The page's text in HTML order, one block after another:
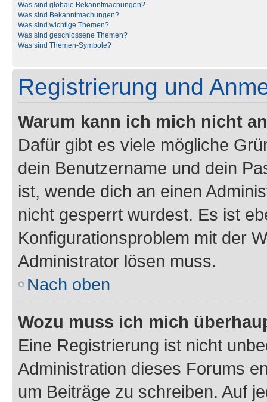
Was sind globale Bekanntmachungen?
Was sind Bekanntmachungen?
Was sind wichtige Themen?
Was sind geschlossene Themen?
Was sind Themen-Symbole?
Registrierung und
Warum kann ich mich nicht
Dafür gibt es viele mögliche
dein Benutzername und dein
ist, wende dich an einen
nicht gesperrt wurdest. Es ist
Konfigurationsproblem mit der
Administrator lösen muss.
Nach oben
Wozu muss ich mich
Eine Registrierung ist nicht
Administration dieses Forums
um Beiträge zu schreiben. Auf